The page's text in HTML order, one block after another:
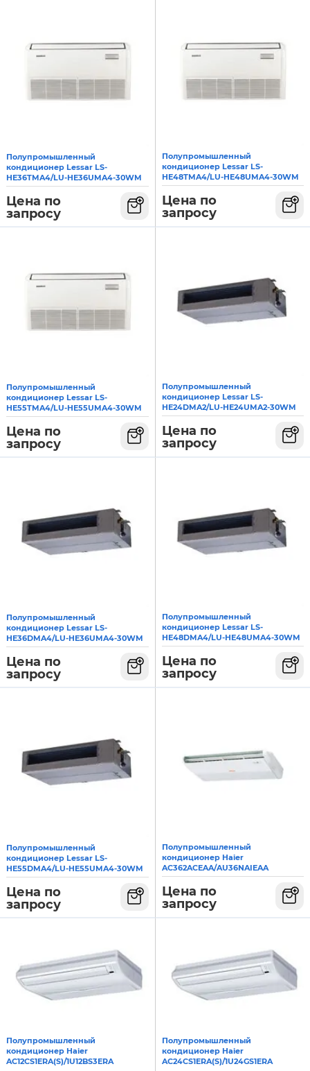
Полупромышленный
кондиционер Lessar LS-
HE36TMA4/LU-HE36UMA4-30WM
Цена по
запросу
Полупромышленный
кондиционер Lessar LS-
HE48TMA4/LU-HE48UMA4-30WM
Цена по
запросу
Полупромышленный
кондиционер Lessar LS-
HE55TMA4/LU-HE55UMA4-30WM
Цена по
запросу
Полупромышленный
кондиционер Lessar LS-
HE24DMA2/LU-HE24UMA2-30WM
Цена по
запросу
Полупромышленный
кондиционер Lessar LS-
HE36DMA4/LU-HE36UMA4-30WM
Цена по
запросу
Полупромышленный
кондиционер Lessar LS-
HE48DMA4/LU-HE48UMA4-30WM
Цена по
запросу
Полупромышленный
кондиционер Lessar LS-
HE55DMA4/LU-HE55UMA4-30WM
Цена по
запросу
Полупромышленный
кондиционер Haier
AC362ACEAA/AU36NAIEAA
Цена по
запросу
Полупромышленный
кондиционер Haier
AC12CS1ERA(S)/1U12BS3ERA
Полупромышленный
кондиционер Haier
AC24CS1ERA(S)/1U24GS1ERA